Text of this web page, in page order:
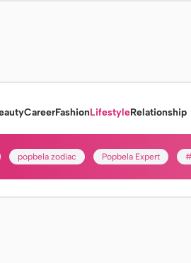
CareerFashionLifestyleRelationship
popbela zodiac Popbela Expert